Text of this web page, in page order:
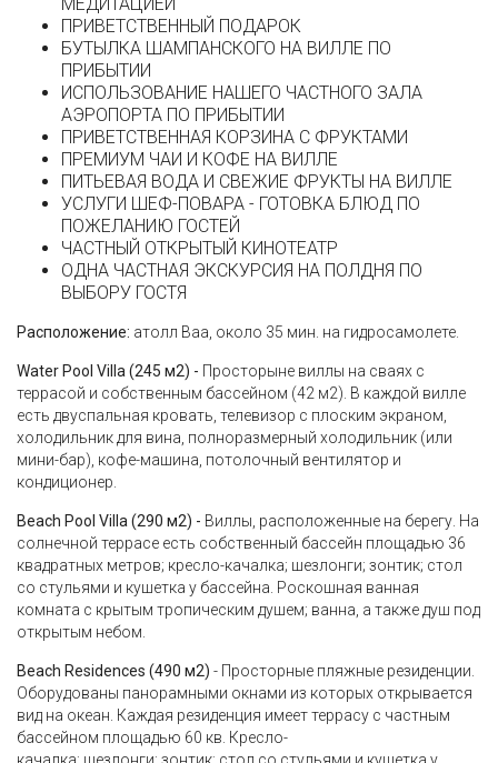
ПРИВЕТСТВЕННЫЙ ПОДАРОК
БУТЫЛКА ШАМПАНСКОГО НА ВИЛЛЕ ПО
ПРИБЫТИИ
ИСПОЛЬЗОВАНИЕ НАШЕГО ЧАСТНОГО ЗАЛА
АЭРОПОРТА ПО ПРИБЫТИИ
ПРИВЕТСТВЕННАЯ КОРЗИНА С ФРУКТАМИ
ПРЕМИУМ ЧАИ И КОФЕ НА ВИЛЛЕ
ПИТЬЕВАЯ ВОДА И СВЕЖИЕ ФРУКТЫ НА ВИЛЛЕ
УСЛУГИ ШЕФ-ПОВАРА - ГОТОВКА БЛЮД ПО
ПОЖЕЛАНИЮ ГОСТЕЙ
ЧАСТНЫЙ ОТКРЫТЫЙ КИНОТЕАТР
ОДНА ЧАСТНАЯ ЭКСКУРСИЯ НА ПОЛДНЯ ПО
ВЫБОРУ ГОСТЯ
Расположение: атолл Baa, около 35 мин. на гидросамолете.
Water Pool Villa (245 м2) - Просторыне виллы на сваях с
террасой и собственным бассейном (42 м2). В каждой вилле
есть двуспальная кровать, телевизор с плоским экраном,
холодильник для вина, полноразмерный холодильник (или
мини-бар), кофе-машина, потолочный вентилятор и
кондиционер.
Beach Pool Villa (290 м2) - Виллы, расположенные на берегу. На
солнечной террасе есть собственный бассейн площадью 36
квадратных метров; кресло-качалка; шезлонги; зонтик; стол
со стульями и кушетка у бассейна. Роскошная ванная
комната с крытым тропическим душем; ванна, а также душ под
открытым небом.
Beach Residences (490 м2) - Просторные пляжные резиденции.
Оборудованы панорамными окнами из которых открывается
вид на океан. Каждая резиденция имеет террасу с частным
бассейном площадью 60 кв. Кресло-